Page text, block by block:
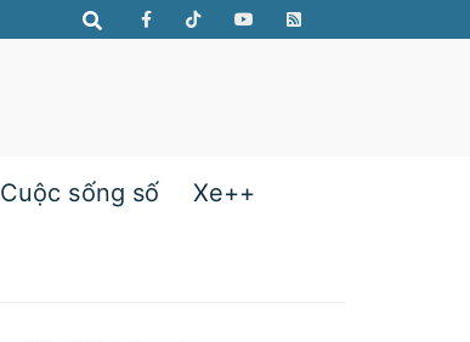
Cuộc sống số Xe++